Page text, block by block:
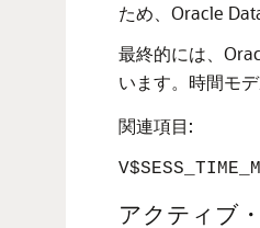
ため、Oracle
最終的には、
います。時間モデ
関連項目:
アクティブ